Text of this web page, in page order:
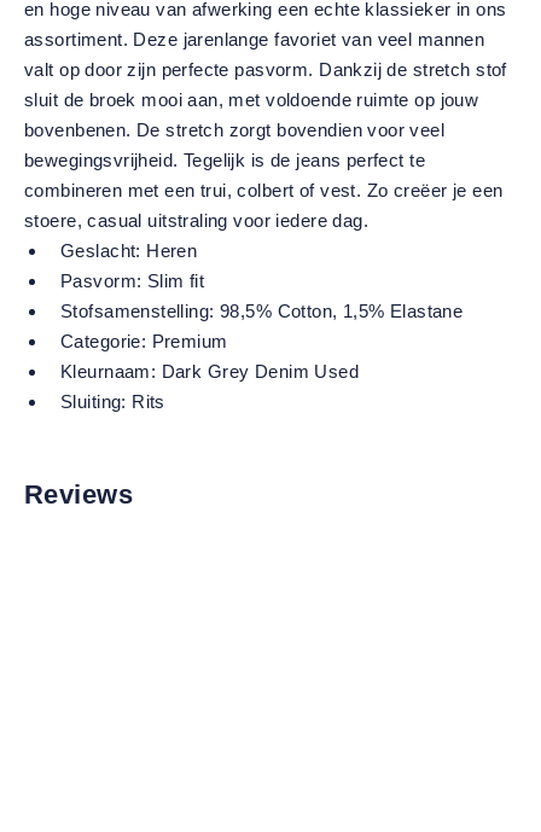
en hoge niveau van afwerking een echte klassieker in ons
assortiment. Deze jarenlange favoriet van veel mannen
valt op door zijn perfecte pasvorm. Dankzij de stretch stof
sluit de broek mooi aan, met voldoende ruimte op jouw
bovenbenen. De stretch zorgt bovendien voor veel
bewegingsvrijheid. Tegelijk is de jeans perfect te
combineren met een trui, colbert of vest. Zo creëer je een
stoere, casual uitstraling voor iedere dag.
Geslacht: Heren
Pasvorm: Slim fit
Stofsamenstelling: 98,5% Cotton, 1,5% Elastane
Categorie: Premium
Kleurnaam: Dark Grey Denim Used
Sluiting: Rits
Reviews